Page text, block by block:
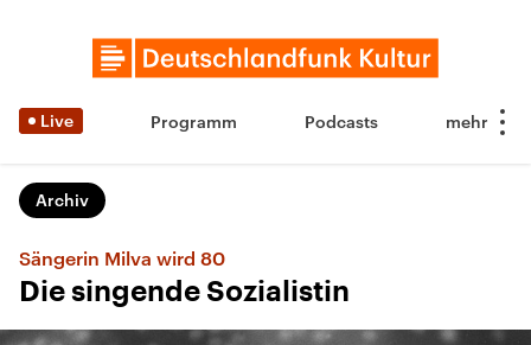
Live Programm Podcasts
Archiv
Sängerin Milva wird 80
Die singende Sozialistin